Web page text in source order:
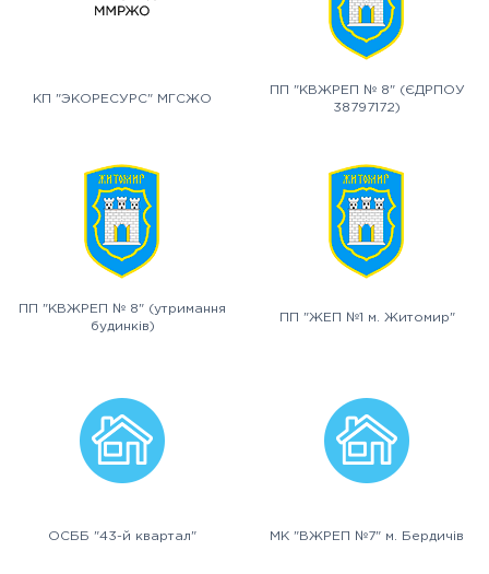
КП "ЭКОРЕСУРС" МГСЖО
ПП "КВЖРЕП № 8" (ЄДРПОУ
38797172)
ПП "КВЖРЕП № 8" (утримання
будинків)
ПП "ЖЕП №1 м. Житомир"
ОСББ "43-й квартал" МК "ВЖРЕП №7" м. Бердичів